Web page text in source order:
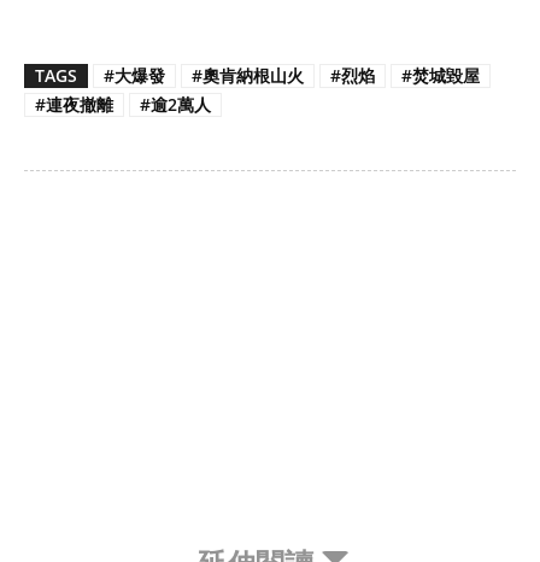
TAGS #大爆發 #奧肯納根山火 #烈焰
#焚城毀屋
#連夜撤離
#逾2萬人